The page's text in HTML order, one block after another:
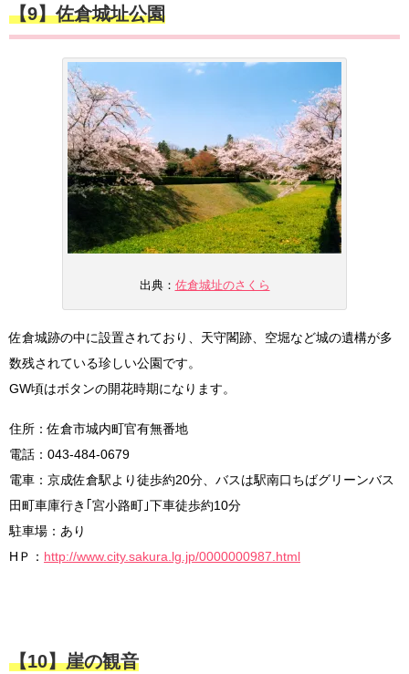
【9】佐倉城址公園
出典： 佐倉城址のさくら
佐倉城跡の中に設置されており、天守閣跡、空堀など城の遺構が多
数残されている珍しい公園です。
GW頃はボタンの開花時期になります。
住所：佐倉市城内町官有無番地
電話：043-484-0679
電車：京成佐倉駅より徒歩約20分、バスは駅南口ちばグリーンバス
田町車庫行き｢宮小路町｣下車徒歩約10分
駐車場：あり
HＰ： http://www.city.sakura.lg.jp/0000000987.html
【10】崖の観音